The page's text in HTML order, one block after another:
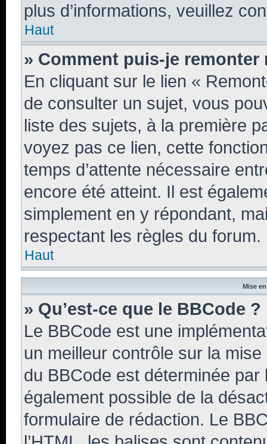
plus d’informations, veuillez
Haut
» Comment puis-je remonter
En cliquant sur le lien «
de consulter un sujet, vous
liste des sujets, à la première
voyez pas ce lien, cette
temps d’attente nécessaire
encore été atteint. Il est
simplement en y répondant,
respectant les règles du forum.
Haut
Mise
» Qu’est-ce que le BBCode ?
Le BBCode est une
un meilleur contrôle sur la mise
du BBCode est déterminée par
également possible de la
formulaire de rédaction. Le